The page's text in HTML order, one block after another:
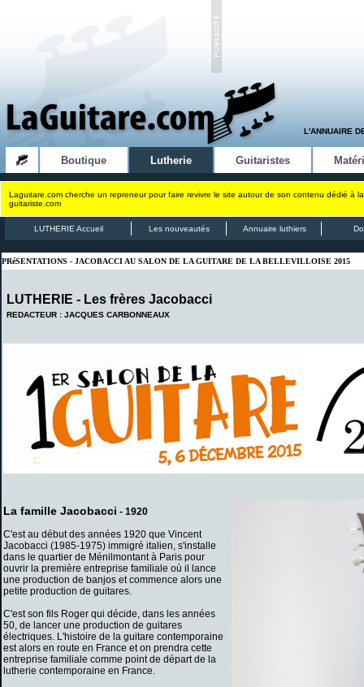
L'ANNUAIRE
Boutique Lutherie Guitaristes
Laguitare.com cherche un repreneur pour faire revivre le site autour de son contenu dédié à
guitariste.com
LUTHERIE Accueil Les nouveautés Annuaire luthiers
PRéSENTATIONS - JACOBACCI AU SALON DE LA GUITARE DE LA BELLEVILLOISE 2015
LUTHERIE - Les frères Jacobacci
REDACTEUR : JACQUES CARBONNEAUX
La famille Jacobacci - 1920
C'est au début des années 1920 que Vincent
Jacobacci (1985-1975) immigré italien, s'installe
dans le quartier de Ménilmontant à Paris pour
ouvrir la première entreprise familiale où il lance
une production de banjos et commence alors une
petite production de guitares.
C'est son fils Roger qui décide, dans les années
50, de lancer une production de guitares
électriques. L'histoire de la guitare contemporaine
est alors en route en France et on prendra cette
entreprise familiale comme point de départ de la
lutherie contemporaine en France.